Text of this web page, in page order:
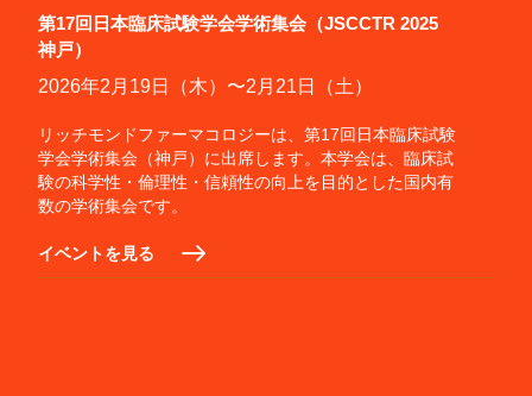
第17回日本臨床試験学会学術集会（JSCCTR 2025
神戸）
2026年2月19日（木）〜2月21日（土）
リッチモンドファーマコロジーは、第17回日本臨床試験
学会学術集会（神戸）に出席します。本学会は、臨床試
験の科学性・倫理性・信頼性の向上を目的とした国内有
数の学術集会です。
イベントを見る